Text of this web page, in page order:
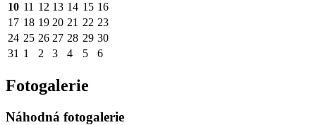
10 11 12 13 14 15 16
17 18 19 20 21 22 23
24 25 26 27 28 29 30
31 1 2 3 4 5 6
Fotogalerie
Náhodná fotogalerie